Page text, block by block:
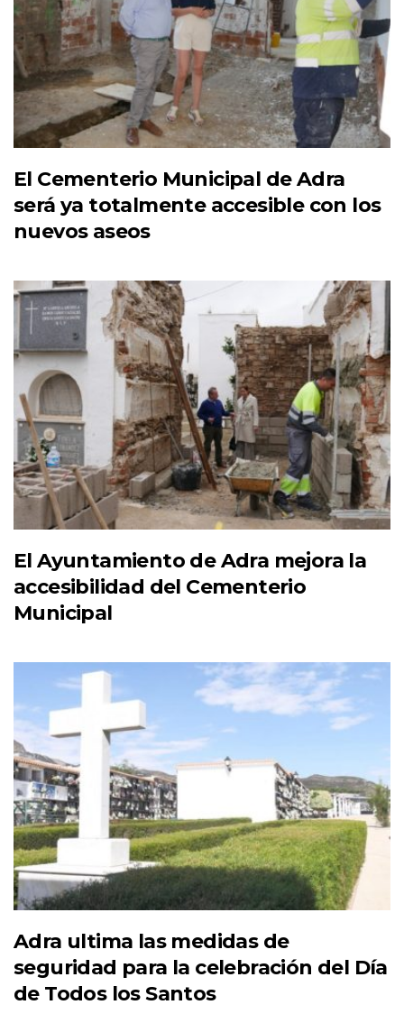
El Cementerio Municipal de Adra
será ya totalmente accesible con los
nuevos aseos
El Ayuntamiento de Adra mejora la
accesibilidad del Cementerio
Municipal
Adra ultima las medidas de
seguridad para la celebración del Día
de Todos los Santos